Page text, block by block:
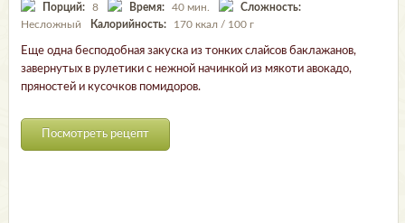
Порций: 8 Время: 40 мин.
Сложность:
Несложный
Калорийность: 170 ккал / 100 г
Еще одна бесподобная закуска из тонких слайсов баклажанов,
завернутых в рулетики с нежной начинкой из мякоти авокадо,
пряностей и кусочков помидоров.
Посмотреть рецепт